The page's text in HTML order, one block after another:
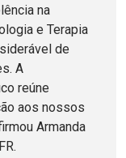
na
e Terapia
de
A
reúne
aos nossos
Armanda